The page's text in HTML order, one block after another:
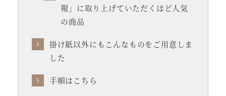
報」に取り上げていただくほど人気
の商品
掛け紙以外にもこんなものをご用意しま
した
手順はこちら